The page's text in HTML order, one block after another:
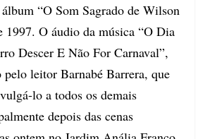
“O Som Sagrado de Wilson
1997. O áudio da música “O Dia
Descer E Não For Carnaval”,
pelo leitor Barnabé Barrera, que
lo a todos os demais
depois das cenas